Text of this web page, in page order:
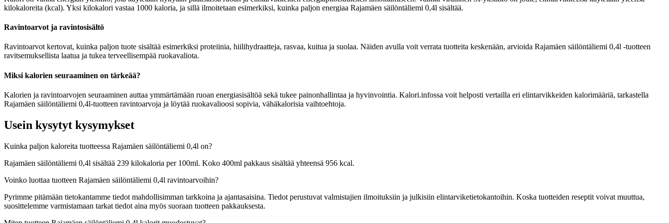
kilokaloreita (kcal). Yksi kilokalori vastaa 1000 kaloria, ja sillä ilmoitetaan esimerkiksi, kuinka paljon energiaa Rajamäen säilöntäliemi 0,4l sisältää.
Ravintoarvot ja ravintosisältö
Ravintoarvot kertovat, kuinka paljon tuote sisältää esimerkiksi proteiinia, hiilihydraatteja, rasvaa, kuitua ja suolaa. Näiden avulla voit verrata tuotteita keskenään, arvioida Rajamäen säilöntäliemi 0,4l -tuotteen
ravitsemuksellista laatua ja tukea terveellisempää ruokavaliota.
Miksi kalorien seuraaminen on tärkeää?
Kalorien ja ravintoarvojen seuraaminen auttaa ymmärtämään ruoan energiasisältöä sekä tukee painonhallintaa ja hyvinvointia. Kalori.infossa voit helposti vertailla eri elintarvikkeiden kalorimääriä, tarkastella
Rajamäen säilöntäliemi 0,4l-tuotteen ravintoarvoja ja löytää ruokavalioosi sopivia, vähäkalorisia vaihtoehtoja.
Usein kysytyt kysymykset
Kuinka paljon kaloreita tuotteessa Rajamäen säilöntäliemi 0,4l on?
Rajamäen säilöntäliemi 0,4l sisältää 239 kilokaloria per 100ml. Koko 400ml pakkaus sisältää yhteensä 956 kcal.
Voinko luottaa tuotteen Rajamäen säilöntäliemi 0,4l ravintoarvoihin?
Pyrimme pitämään tietokantamme tiedot mahdollisimman tarkkoina ja ajantasaisina. Tiedot perustuvat valmistajien ilmoituksiin ja julkisiin elintarviketietokantoihin. Koska tuotteiden reseptit voivat muuttua,
suosittelemme varmistamaan tarkat tiedot aina myös suoraan tuotteen pakkauksesta.